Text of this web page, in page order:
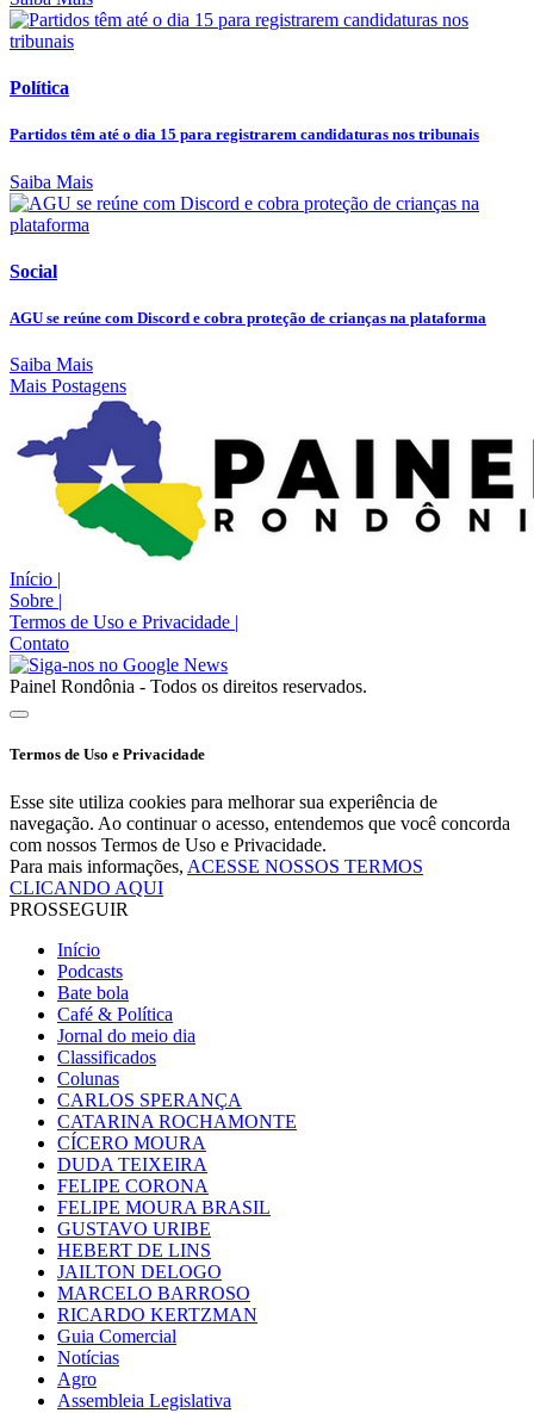
Política
Partidos têm até o dia 15 para registrarem candidaturas nos tribunais
Saiba Mais
Social
AGU se reúne com Discord e cobra proteção de crianças na plataforma
Saiba Mais
Mais Postagens
Início |
Sobre |
Termos de Uso e Privacidade |
Contato
Painel Rondônia - Todos os direitos reservados.
Termos de Uso e Privacidade
Esse site utiliza cookies para melhorar sua experiência de
navegação. Ao continuar o acesso, entendemos que você concorda
com nossos Termos de Uso e Privacidade.
Para mais informações, ACESSE NOSSOS TERMOS
CLICANDO AQUI
PROSSEGUIR
Início
Podcasts
Bate bola
Café & Política
Jornal do meio dia
Classificados
Colunas
CARLOS SPERANÇA
CATARINA ROCHAMONTE
CÍCERO MOURA
DUDA TEIXEIRA
FELIPE CORONA
FELIPE MOURA BRASIL
GUSTAVO URIBE
HEBERT DE LINS
JAILTON DELOGO
MARCELO BARROSO
RICARDO KERTZMAN
Guia Comercial
Notícias
Agro
Assembleia Legislativa